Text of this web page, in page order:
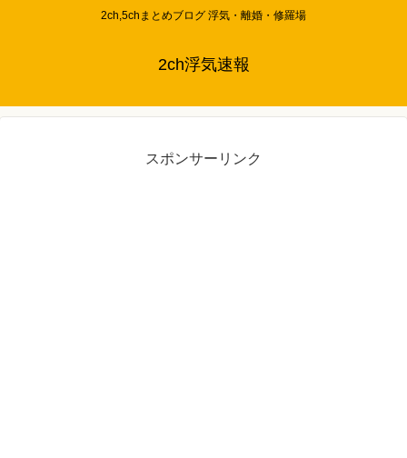
2ch,5chまとめブログ 浮気・離婚・修羅場
2ch浮気速報
スポンサーリンク